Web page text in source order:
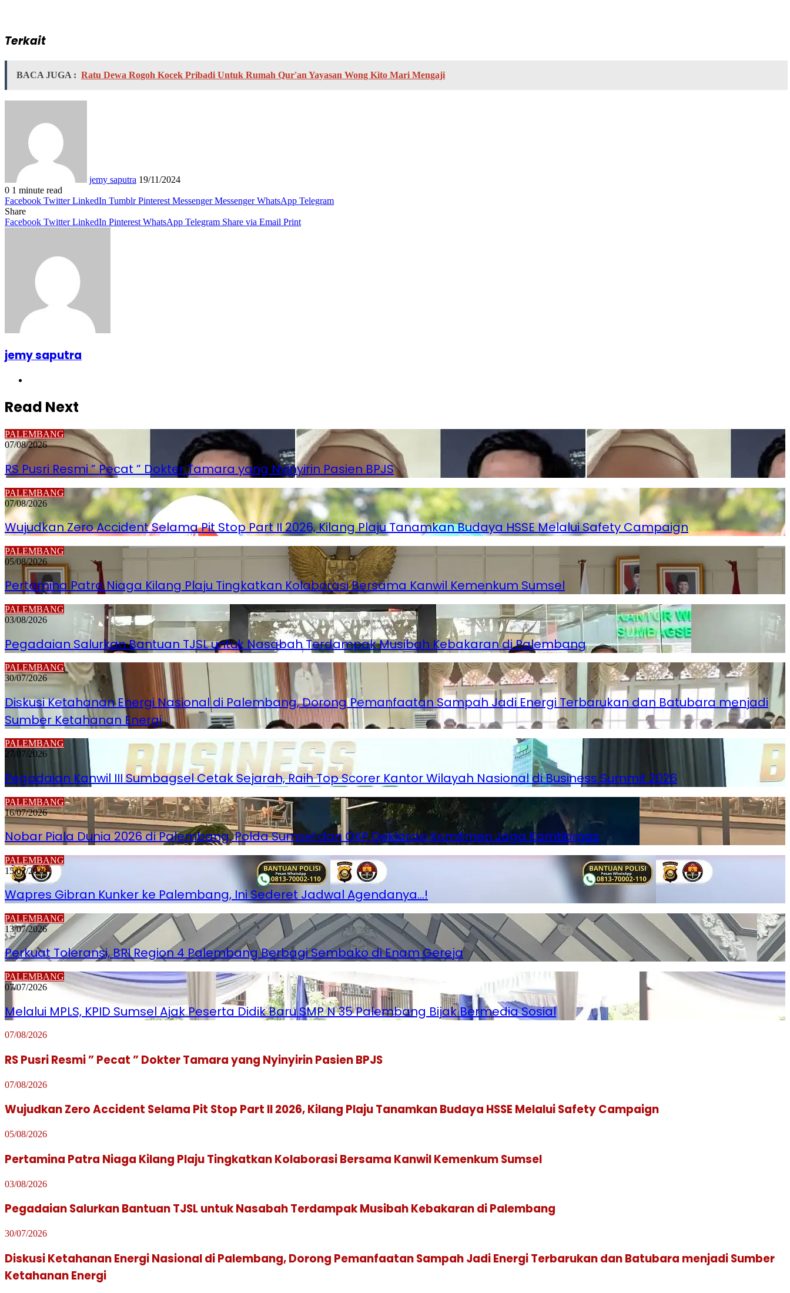
Terkait
BACA JUGA : Ratu Dewa Rogoh Kocek Pribadi Untuk Rumah Qur'an Yayasan Wong Kito Mari Mengaji
jemy saputra 19/11/2024
0 1 minute read
Facebook Twitter LinkedIn Tumblr Pinterest Messenger Messenger WhatsApp Telegram
Share
Facebook Twitter LinkedIn Pinterest WhatsApp Telegram Share via Email Print
jemy saputra
Read Next
PALEMBANG
07/08/2026
RS Pusri Resmi ” Pecat ” Dokter Tamara yang Nyinyirin Pasien BPJS
PALEMBANG
07/08/2026
Wujudkan Zero Accident Selama Pit Stop Part II 2026, Kilang Plaju Tanamkan Budaya HSSE Melalui Safety Campaign
PALEMBANG
05/08/2026
Pertamina Patra Niaga Kilang Plaju Tingkatkan Kolaborasi Bersama Kanwil Kemenkum Sumsel
PALEMBANG
03/08/2026
Pegadaian Salurkan Bantuan TJSL untuk Nasabah Terdampak Musibah Kebakaran di Palembang
PALEMBANG
30/07/2026
Diskusi Ketahanan Energi Nasional di Palembang, Dorong Pemanfaatan Sampah Jadi Energi Terbarukan dan Batubara menjadi
Sumber Ketahanan Energi
PALEMBANG
27/07/2026
Pegadaian Kanwil III Sumbagsel Cetak Sejarah, Raih Top Scorer Kantor Wilayah Nasional di Business Summit 2026
PALEMBANG
16/07/2026
Nobar Piala Dunia 2026 di Palembang, Polda Sumsel dan OKP Deklarasi Komitmen Jaga Kamtibmas
PALEMBANG
15/07/2026
Wapres Gibran Kunker ke Palembang, Ini Sederet Jadwal Agendanya…!
PALEMBANG
13/07/2026
Perkuat Toleransi, BRI Region 4 Palembang Berbagi Sembako di Enam Gereja
PALEMBANG
07/07/2026
Melalui MPLS, KPID Sumsel Ajak Peserta Didik Baru SMP N 35 Palembang Bijak Bermedia Sosial
07/08/2026
RS Pusri Resmi ” Pecat ” Dokter Tamara yang Nyinyirin Pasien BPJS
07/08/2026
Wujudkan Zero Accident Selama Pit Stop Part II 2026, Kilang Plaju Tanamkan Budaya HSSE Melalui Safety Campaign
05/08/2026
Pertamina Patra Niaga Kilang Plaju Tingkatkan Kolaborasi Bersama Kanwil Kemenkum Sumsel
03/08/2026
Pegadaian Salurkan Bantuan TJSL untuk Nasabah Terdampak Musibah Kebakaran di Palembang
30/07/2026
Diskusi Ketahanan Energi Nasional di Palembang, Dorong Pemanfaatan Sampah Jadi Energi Terbarukan dan Batubara menjadi Sumber
Ketahanan Energi